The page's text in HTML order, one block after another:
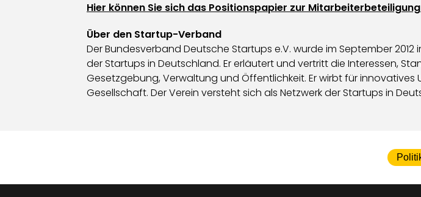
Hier können Sie sich das Positionspapier zur
Über den Startup-Verband
Der Bundesverband Deutsche Startups e.V. wurde im September
der Startups in Deutschland. Er erläutert und vertritt die Interessen,
Gesetzgebung, Verwaltung und Öffentlichkeit. Er wirbt für
Gesellschaft. Der Verein versteht sich als Netzwerk der Startups in